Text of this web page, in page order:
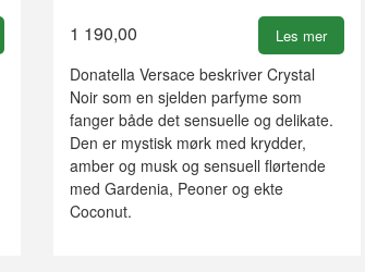
1 190,00 Les mer
Donatella Versace beskriver Crystal
Noir som en sjelden parfyme som
fanger både det sensuelle og delikate.
Den er mystisk mørk med krydder,
amber og musk og sensuell flørtende
med Gardenia, Peoner og ekte
Coconut.